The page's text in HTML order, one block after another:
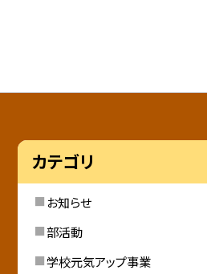
カテゴリ
お知らせ
部活動
学校元気アップ事業